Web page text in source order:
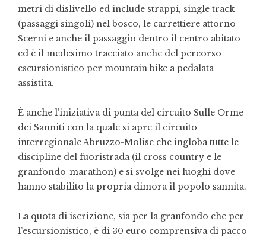
metri di dislivello ed include strappi, single track
(passaggi singoli) nel bosco, le carrettiere attorno
Scerni e anche il passaggio dentro il centro abitato
ed è il medesimo tracciato anche del percorso
escursionistico per mountain bike a pedalata
assistita.
È anche l’iniziativa di punta del circuito Sulle Orme
dei Sanniti con la quale si apre il circuito
interregionale Abruzzo-Molise che ingloba tutte le
discipline del fuoristrada (il cross country e le
granfondo-marathon) e si svolge nei luoghi dove
hanno stabilito la propria dimora il popolo sannita.
La quota di iscrizione, sia per la granfondo che per
l’escursionistico, è di 30 euro comprensiva di pacco